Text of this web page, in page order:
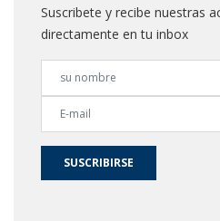
Suscribete y recibe nuestras
directamente en tu inbox
SUSCRIBIRSE